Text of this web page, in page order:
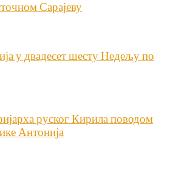
Сарајеву
у двадесет шесту Недељу по
руског Кирила поводом
Антонија